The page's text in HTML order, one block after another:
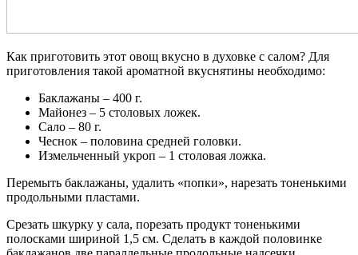
Как приготовить этот овощ вкусно в духовке с салом? Для
приготовления такой ароматной вкуснятины необходимо:
Баклажаны – 400 г.
Майонез – 5 столовых ложек.
Сало – 80 г.
Чеснок – половина средней головки.
Измельченный укроп – 1 столовая ложка.
Перемыть баклажаны, удалить «попки», нарезать тоненькими
продольными пластами.
Срезать шкурку у сала, порезать продукт тоненькими
полосками шириной 1,5 см. Сделать в каждой половинке